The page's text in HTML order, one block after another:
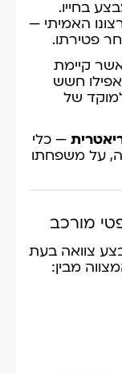
בחייו.
האמיתי —
פטירתו.
קיימת
אפילו חשש
של
— כלי
על משפחתו
מורכב
צוואה בעת
מבין: